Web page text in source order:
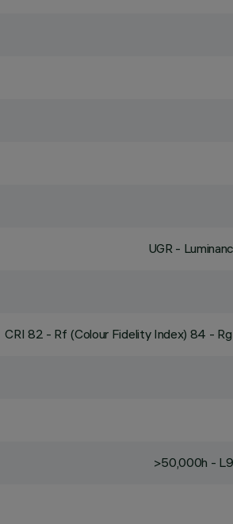
UGR -
CRI 82 - Rf (Colour Fidelity Index) 84 -
>50,000h -